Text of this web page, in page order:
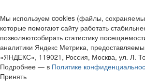
Мы используем cookies (файлы,
которые помогают сайту работать
позволяютсобирать статистику
аналитики Яндекс Метрика,
«ЯНДЕКС», 119021, Россия, Москва, ул. Л.
Подробнее — в Политике
Принять